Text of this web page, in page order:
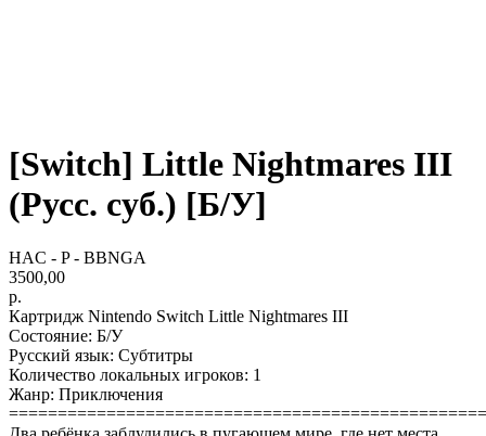
[Switch] Little Nightmares III
(Русс. суб.) [Б/У]
HAC - P - BBNGA
3500,00
р.
Картридж Nintendo Switch Little Nightmares III
Состояние: Б/У
Русский язык: Субтитры
Количество локальных игроков: 1
Жанр: Приключения